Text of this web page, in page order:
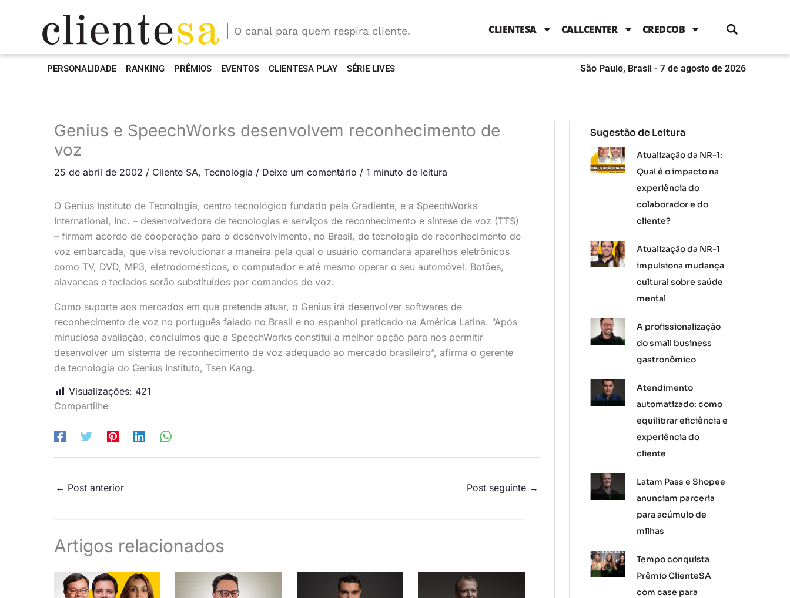
b
o
k
t
e
b
n
g
a
m
O canal para quem respira cliente. CLIENTESA CALLCENTER CREDCOB
PERSONALIDADE RANKING PRÊMIOS EVENTOS CLIENTESA PLAY SÉRIE LIVES São Paulo, Brasil - 7 de agosto de 2026
Genius e SpeechWorks desenvolvem reconhecimento de
voz
25 de abril de 2002 / Cliente SA, Tecnologia / Deixe um comentário / 1 minuto de leitura
O Genius Instituto de Tecnologia, centro tecnológico fundado pela Gradiente, e a SpeechWorks
International, Inc. – desenvolvedora de tecnologias e serviços de reconhecimento e síntese de voz (TTS)
– firmam acordo de cooperação para o desenvolvimento, no Brasil, de tecnologia de reconhecimento de
voz embarcada, que visa revolucionar a maneira pela qual o usuário comandará aparelhos eletrônicos
como TV, DVD, MP3, eletrodomésticos, o computador e até mesmo operar o seu automóvel. Botões,
alavancas e teclados serão substituídos por comandos de voz.
Como suporte aos mercados em que pretende atuar, o Genius irá desenvolver softwares de
reconhecimento de voz no português falado no Brasil e no espanhol praticado na América Latina. “Após
minuciosa avaliação, concluímos que a SpeechWorks constitui a melhor opção para nos permitir
desenvolver um sistema de reconhecimento de voz adequado ao mercado brasileiro”, afirma o gerente
de tecnologia do Genius Instituto, Tsen Kang.
Visualizações: 421
Compartilhe
← Post anterior Post seguinte →
Artigos relacionados
Sugestão de Leitura
Atualização da NR-1:
Qual é o impacto na
experiência do
colaborador e do
cliente?
Atualização da NR-1
impulsiona mudança
cultural sobre saúde
mental
A profissionalização
do small business
gastronômico
Atendimento
automatizado: como
equilibrar eficiência e
experiência do
cliente
Latam Pass e Shopee
anunciam parceria
para acúmulo de
milhas
Tempo conquista
Prêmio ClienteSA
com case para